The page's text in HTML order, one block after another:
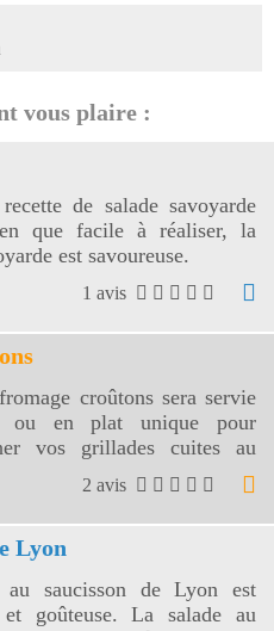
vous plaire :
de salade savoyarde
que facile à réaliser, la
est savoureuse.
1 avis
croûtons sera servie
ou en plat unique pour
vos grillades cuites au
La salade fromage croûtons
2 avis
Lyon
au saucisson de Lyon est
et goûteuse. La salade au